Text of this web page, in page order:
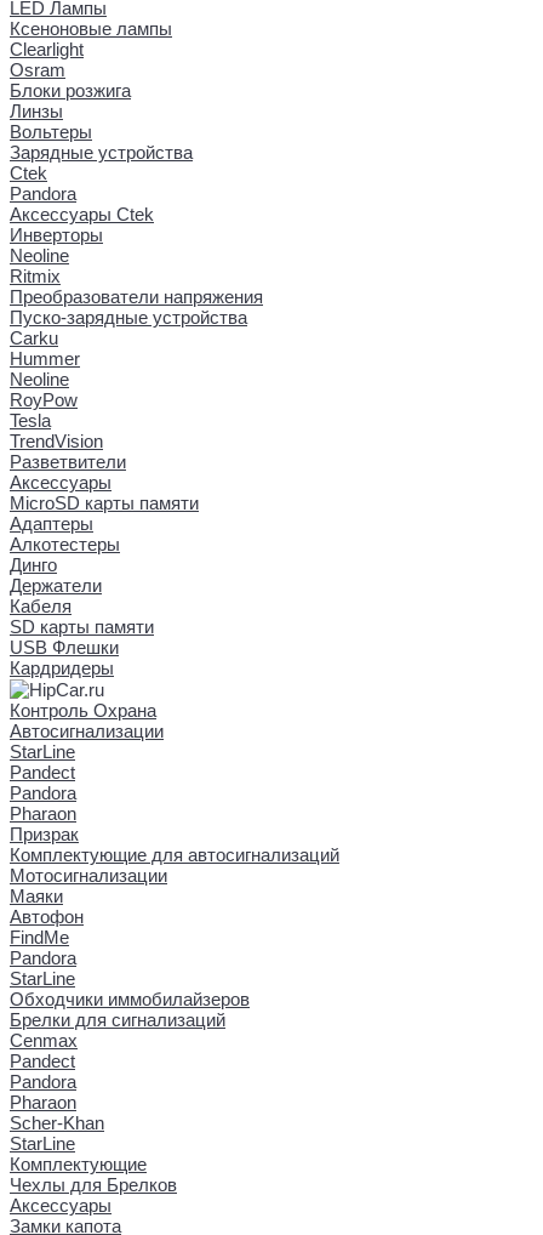
LED Лампы
Ксеноновые лампы
Clearlight
Osram
Блоки розжига
Линзы
Вольтеры
Зарядные устройства
Ctek
Pandora
Аксессуары Ctek
Инверторы
Neoline
Ritmix
Преобразователи напряжения
Пуско-зарядные устройства
Carku
Hummer
Neoline
RoyPow
Tesla
TrendVision
Разветвители
Аксессуары
MicroSD карты памяти
Адаптеры
Алкотестеры
Динго
Держатели
Кабеля
SD карты памяти
USB Флешки
Кардридеры
Контроль Охрана
Автосигнализации
StarLine
Pandect
Pandora
Pharaon
Призрак
Комплектующие для автосигнализаций
Мотосигнализации
Маяки
Автофон
FindMe
Pandora
StarLine
Обходчики иммобилайзеров
Брелки для сигнализаций
Cenmax
Pandect
Pandora
Pharaon
Scher-Khan
StarLine
Комплектующие
Чехлы для Брелков
Аксессуары
Замки капота